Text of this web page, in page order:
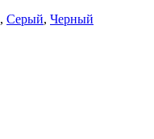
, Серый, Черный